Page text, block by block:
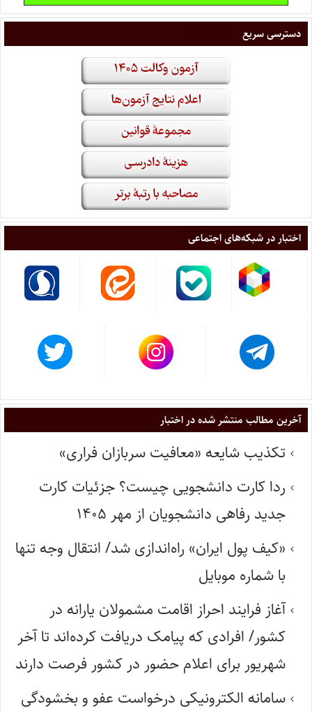
دسترسی سریع
اختبار در شبکه‌های اجتماعی
آخرین مطالب منتشر شده در اختبار
تکذیب شایعه «معافیت سربازان فراری»
ردا کارت دانشجویی چیست؟ جزئیات کارت
جدید رفاهی دانشجویان از مهر ۱۴۰۵
«کیف پول ایران» راه‌اندازی شد/ انتقال وجه تنها
با شماره موبایل
آغاز فرایند احراز اقامت مشمولان یارانه در
کشور/ افرادی که پیامک دریافت کرده‌اند تا آخر
شهریور برای اعلام حضور در کشور فرصت دارند
سامانه الکترونیکی درخواست عفو و بخشودگی